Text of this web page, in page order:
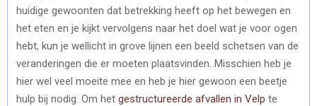
huidige gewoonten dat betrekking heeft op het bewegen en
het eten en je kijkt vervolgens naar het doel wat je voor ogen
hebt, kun je wellicht in grove lijnen een beeld schetsen van de
veranderingen die er moeten plaatsvinden. Misschien heb je
hier wel veel moeite mee en heb je hier gewoon een beetje
hulp bij nodig. Om het gestructureerde afvallen in Velp te